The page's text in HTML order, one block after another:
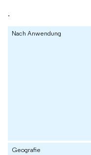
.
Nach Anwendung
Geografie